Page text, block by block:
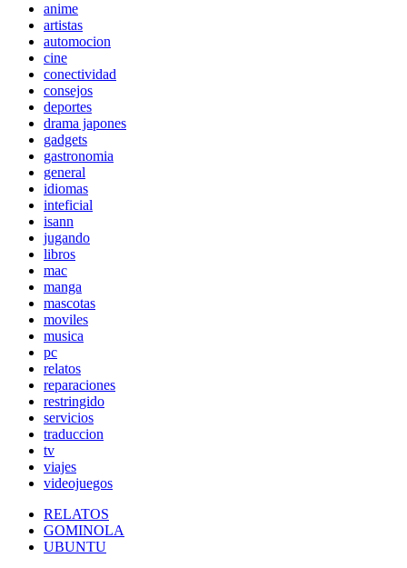
anime
artistas
automocion
cine
conectividad
consejos
deportes
drama japones
gadgets
gastronomia
general
idiomas
inteficial
isann
jugando
libros
mac
manga
mascotas
moviles
musica
pc
relatos
reparaciones
restringido
servicios
traduccion
tv
viajes
videojuegos
RELATOS
GOMINOLA
UBUNTU